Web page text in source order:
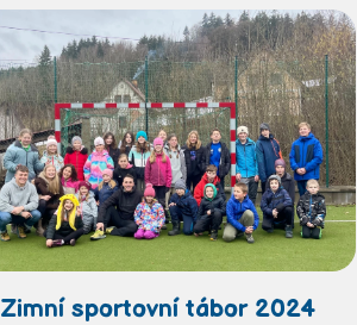
Zimní sportovní tábor 2024